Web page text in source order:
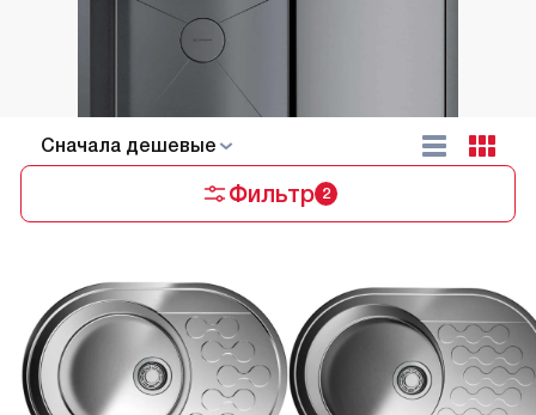
Cначала дешевые
Фильтр 2